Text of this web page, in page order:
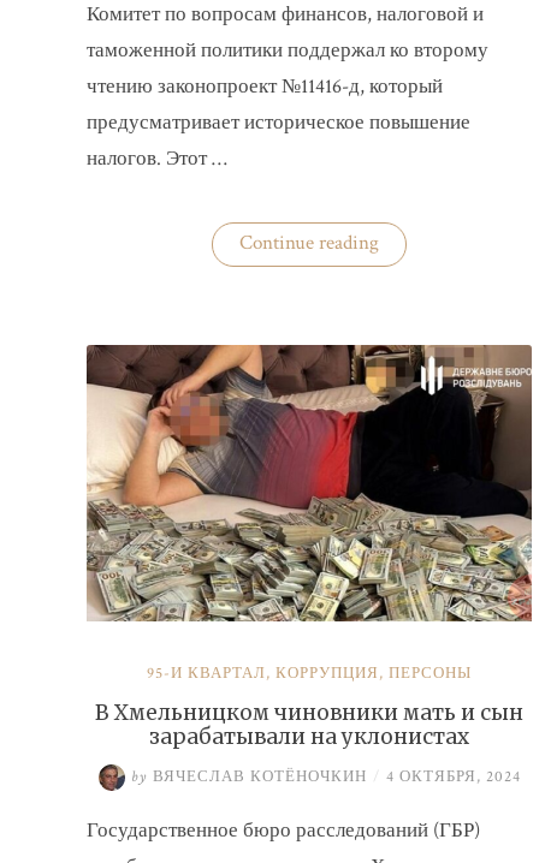
Комитет по вопросам финансов, налоговой и
таможенной политики поддержал ко второму
чтению законопроект №11416-д, который
предусматривает историческое повышение
налогов. Этот …
Continue reading«Комитет
ВР
налогов»
95-Й КВАРТАЛ, КОРРУПЦИЯ, ПЕРСОНЫ
В Хмельницком чиновники мать и сын
зарабатывали на уклонистах
by ВЯЧЕСЛАВ КОТЁНОЧКИН / 4 ОКТЯБРЯ, 2024
Государственное бюро расследований (ГБР)